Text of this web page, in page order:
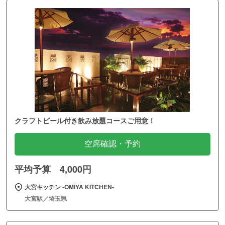
クラフトビール付き飲み放題コースご用意！
空席確認・予約
平均予算 4,000円
大宮キッチン ‐OMIYA KITCHEN‐
大宮駅／埼玉県